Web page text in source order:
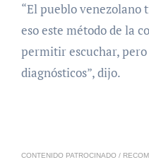
“El pueblo venezolano
eso este método de la
permitir escuchar, pero
diagnósticos”, dijo.
CONTENIDO PATROCINADO /